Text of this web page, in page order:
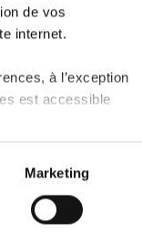
de vos
internet.
à l’exception
est accessible
les réseaux
Marketing
plus en plus
se rabattre de